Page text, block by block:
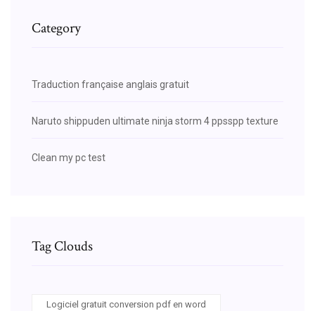
Category
Traduction française anglais gratuit
Naruto shippuden ultimate ninja storm 4 ppsspp texture
Clean my pc test
Tag Clouds
Logiciel gratuit conversion pdf en word